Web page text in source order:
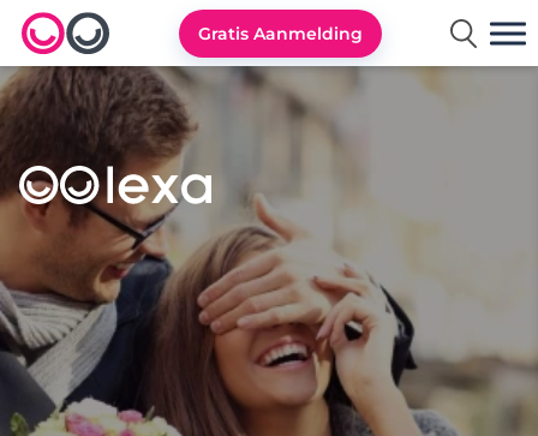
Lexa logo
Gratis Aanmelding